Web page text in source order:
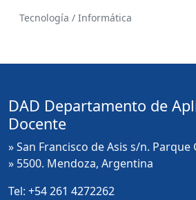
Tecnología / Informática
DAD Departamento de
Docente
» San Francisco de Asis s/n.
» 5500. Mendoza, Argentina
Tel: +54 261 4272262